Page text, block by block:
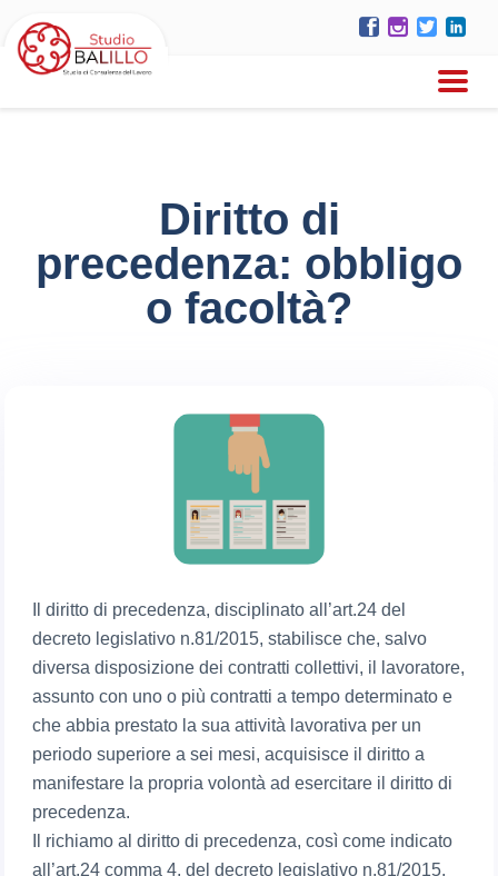
Diritto di
precedenza: obbligo
o facoltà?
Il diritto di precedenza, disciplinato all’art.24 del
decreto legislativo n.81/2015, stabilisce che, salvo
diversa disposizione dei contratti collettivi, il lavoratore,
assunto con uno o più contratti a tempo determinato e
che abbia prestato la sua attività lavorativa per un
periodo superiore a sei mesi, acquisisce il diritto a
manifestare la propria volontà ad esercitare il diritto di
precedenza.
Il richiamo al diritto di precedenza, così come indicato
all’art.24 comma 4, del decreto legislativo n.81/2015,